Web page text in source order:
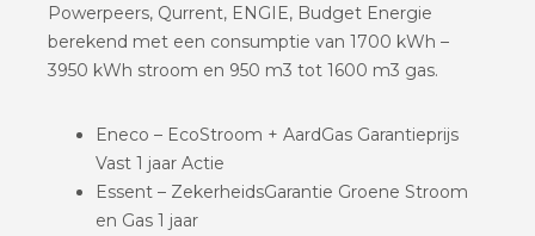
Powerpeers, Qurrent, ENGIE, Budget Energie
berekend met een consumptie van 1700 kWh –
3950 kWh stroom en 950 m3 tot 1600 m3 gas.
Eneco – EcoStroom + AardGas Garantieprijs
Vast 1 jaar Actie
Essent – ZekerheidsGarantie Groene Stroom
en Gas 1 jaar